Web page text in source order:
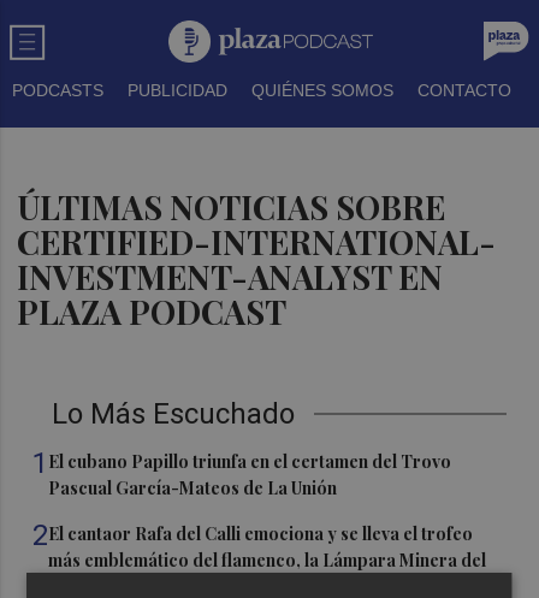
PODCASTS PUBLICIDAD QUIÉNES SOMOS CONTACTO
ÚLTIMAS NOTICIAS SOBRE
CERTIFIED-INTERNATIONAL-
INVESTMENT-ANALYST EN
PLAZA PODCAST
Lo Más Escuchado
1 El cubano Papillo triunfa en el certamen del Trovo
Pascual García-Mateos de La Unión
2El cantaor Rafa del Calli emociona y se lleva el trofeo
más emblemático del flamenco, la Lámpara Minera del